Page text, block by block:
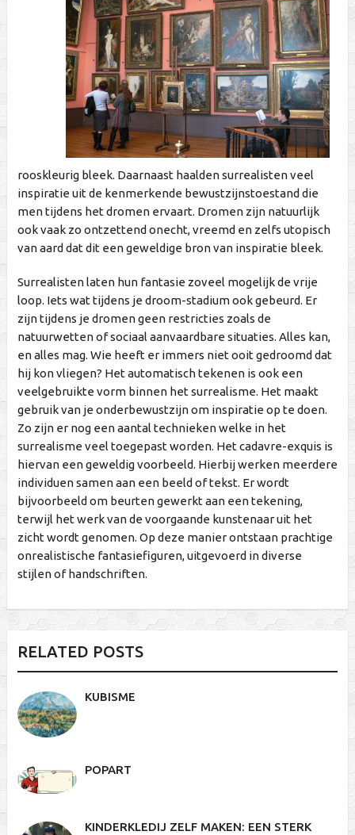
rooskleurig bleek. Daarnaast haalden surrealisten veel
inspiratie uit de kenmerkende bewustzijnstoestand die
men tijdens het dromen ervaart. Dromen zijn natuurlijk
ook vaak zo ontzettend onecht, vreemd en zelfs utopisch
van aard dat dit een geweldige bron van inspiratie bleek.
Surrealisten laten hun fantasie zoveel mogelijk de vrije
loop. Iets wat tijdens je droom-stadium ook gebeurd. Er
zijn tijdens je dromen geen restricties zoals de
natuurwetten of sociaal aanvaardbare situaties. Alles kan,
en alles mag. Wie heeft er immers niet ooit gedroomd dat
hij kon vliegen? Het automatisch tekenen is ook een
veelgebruikte vorm binnen het surrealisme. Het maakt
gebruik van je onderbewustzijn om inspiratie op te doen.
Zo zijn er nog een aantal technieken welke in het
surrealisme veel toegepast worden. Het cadavre-exquis is
hiervan een geweldig voorbeeld. Hierbij werken meerdere
individuen samen aan een beeld of tekst. Er wordt
bijvoorbeeld om beurten gewerkt aan een tekening,
terwijl het werk van de voorgaande kunstenaar uit het
zicht wordt genomen. Op deze manier ontstaan prachtige
onrealistische fantasiefiguren, uitgevoerd in diverse
stijlen of handschriften.
RELATED POSTS
KUBISME
POPART
KINDERKLEDIJ ZELF MAKEN: EEN STERK